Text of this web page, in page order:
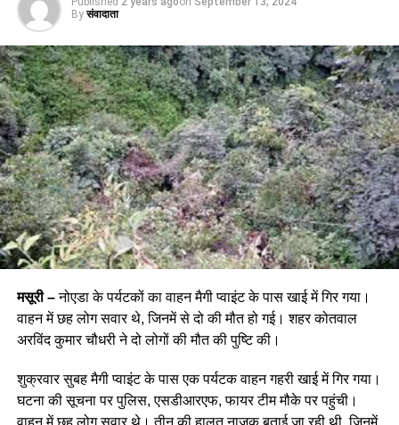
By संवादाता
मसूरी –नोएडा के पर्यटकों का वाहन मैगी प्वाइंट के पास खाई में गिर गया।
वाहन में छह लोग सवार थे, जिनमें से दो की मौत हो गई। शहर कोतवाल
अरविंद कुमार चौधरी ने दो लोगों की मौत की पुष्टि की।
शुक्रवार सुबह मैगी प्वाइंट के पास एक पर्यटक वाहन गहरी खाई में गिर गया।
घटना की सूचना पर पुलिस, एसडीआरएफ, फायर टीम मौके पर पहुंची।
वाहन में छह लोग सवार थे। तीन की हालत नाजुक बताई जा रही थी, जिनमें